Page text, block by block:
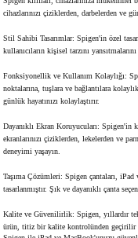
cihazlarınızı çiziklerden, darbelerden ve
Stil Sahibi Tasarımlar: Spigen'in özel
kullanıcıların kişisel tarzını
Fonksiyonellik ve Kullanım Kolaylığı:
noktalarına, tuşlara ve bağlantılara
günlük hayatınızı kolaylaştırır.
Dayanıklı Ekran Koruyucuları:
ekranlarınızı çiziklerden, lekelerden ve
deneyimi yaşayın.
Taşıma Çözümleri: Spigen çantaları,
tasarlanmıştır. Şık ve dayanıklı çanta
Kalite ve Güvenilirlik: Spigen, yıllardır
ürün, titiz bir kalite kontrolünden geçirilir